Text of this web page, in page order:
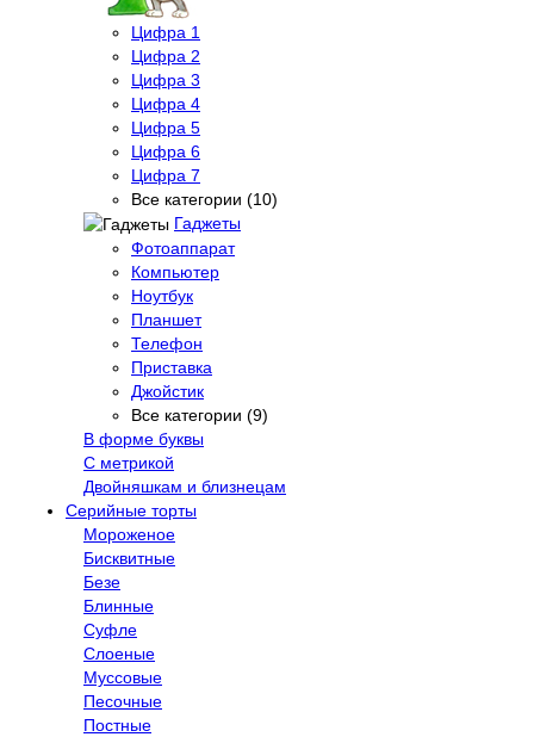
Цифра 1
Цифра 2
Цифра 3
Цифра 4
Цифра 5
Цифра 6
Цифра 7
Все категории (10)
Гаджеты
Фотоаппарат
Компьютер
Ноутбук
Планшет
Телефон
Приставка
Джойстик
Все категории (9)
В форме буквы
С метрикой
Двойняшкам и близнецам
Серийные торты
Мороженое
Бисквитные
Безе
Блинные
Суфле
Слоеные
Муссовые
Песочные
Постные